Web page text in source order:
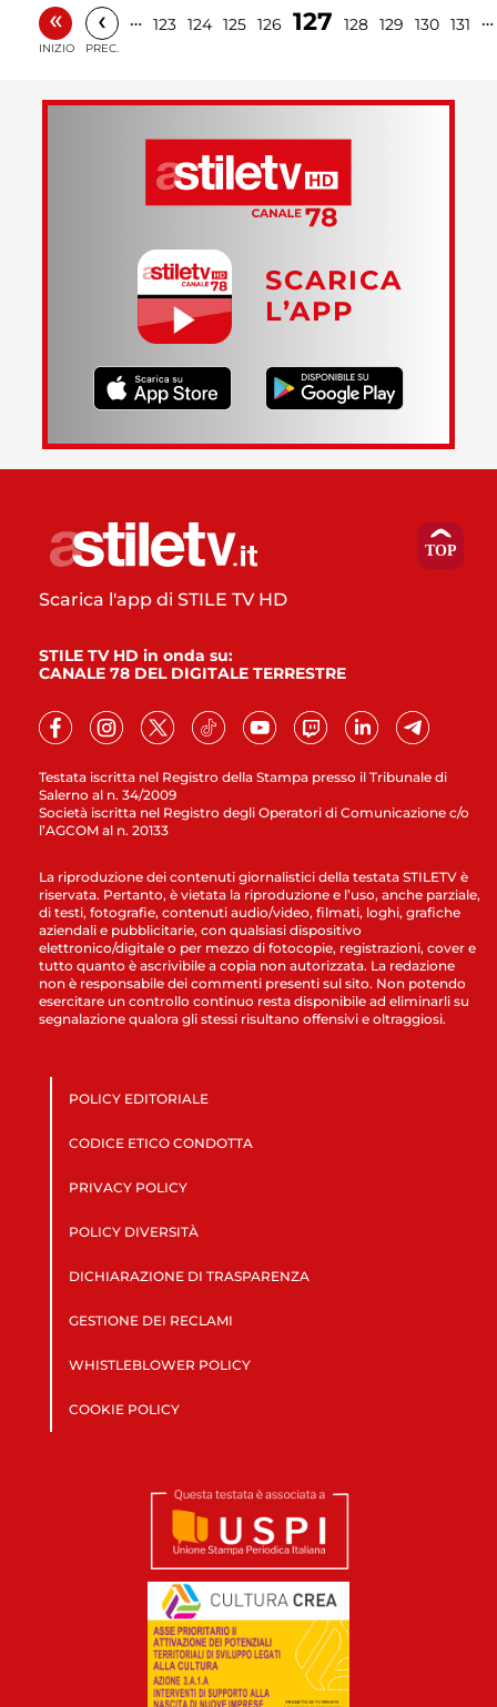
«
INIZIO
‹
PREC.
… 123 124 125 126 127 128 129 130 131 …
SCARICA
L’APP
Testata iscritta nel Registro della Stampa presso il Tribunale di
Salerno al n. 34/2009
Società iscritta nel Registro degli Operatori di Comunicazione c/o
l’AGCOM al n. 20133
Scarica l'app di STILE TV HD
STILE TV HD in onda su:
CANALE 78 DEL DIGITALE TERRESTRE
La riproduzione dei contenuti giornalistici della testata STILETV è
riservata. Pertanto, è vietata la riproduzione e l’uso, anche parziale,
di testi, fotografie, contenuti audio/video, filmati, loghi, grafiche
aziendali e pubblicitarie, con qualsiasi dispositivo
elettronico/digitale o per mezzo di fotocopie, registrazioni, cover e
tutto quanto è ascrivibile a copia non autorizzata. La redazione
non è responsabile dei commenti presenti sul sito. Non potendo
esercitare un controllo continuo resta disponibile ad eliminarli su
segnalazione qualora gli stessi risultano offensivi e oltraggiosi.
POLICY EDITORIALE
CODICE ETICO CONDOTTA
PRIVACY POLICY
POLICY DIVERSITÀ
DICHIARAZIONE DI TRASPARENZA
GESTIONE DEI RECLAMI
WHISTLEBLOWER POLICY
COOKIE POLICY